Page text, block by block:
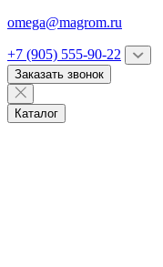
omega@magrom.ru
+7 (905) 555-90-22
Заказать звонок
Каталог